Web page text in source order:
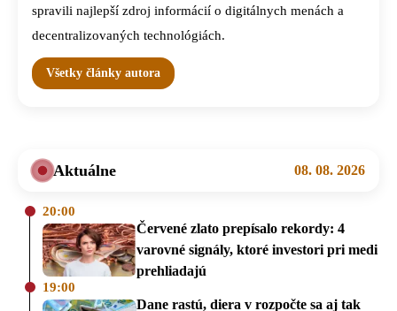
spravili najlepší zdroj informácií o digitálnych menách a
decentralizovaných technológiách.
Všetky články autora
Aktuálne 08. 08. 2026
20:00
Červené zlato prepísalo rekordy: 4
varovné signály, ktoré investori pri medi
prehliadajú
19:00
Dane rastú, diera v rozpočte sa aj tak